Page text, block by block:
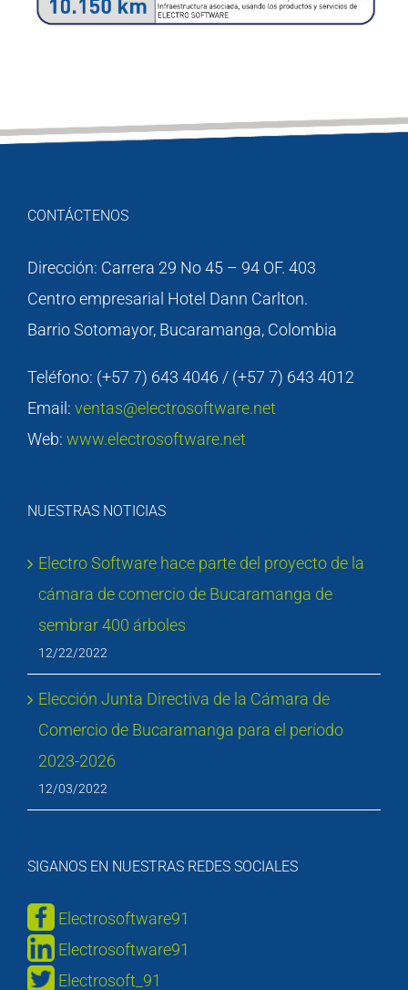
CONTÁCTENOS
Dirección: Carrera 29 No 45 – 94 OF. 403
Centro empresarial Hotel Dann Carlton.
Barrio Sotomayor, Bucaramanga, Colombia
Teléfono: (+57 7) 643 4046 / (+57 7) 643 4012
Email: ventas@electrosoftware.net
Web: www.electrosoftware.net
NUESTRAS NOTICIAS
Electro Software hace parte del proyecto de la
cámara de comercio de Bucaramanga de
sembrar 400 árboles
12/22/2022
Elección Junta Directiva de la Cámara de
Comercio de Bucaramanga para el período
2023-2026
12/03/2022
SIGANOS EN NUESTRAS REDES SOCIALES
Electrosoftware91
Electrosoftware91
Electrosoft_91